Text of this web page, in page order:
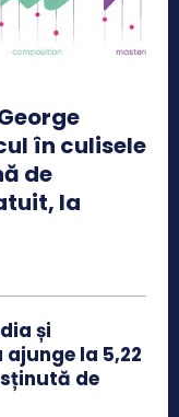
în culisele
de
la
și
la 5,22
de